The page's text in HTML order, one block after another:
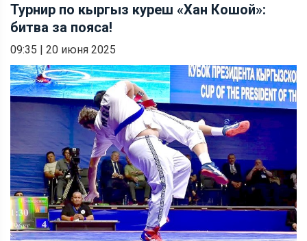
Турнир по кыргыз куреш «Хан Кошой»:
битва за пояса!
09:35 | 20 июня 2025